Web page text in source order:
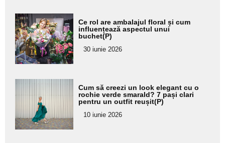
Adaugă
aici textul
pentru
subtitlu
Ce rol are ambalajul floral și cum
influențează aspectul unui
buchet(P)
30 iunie 2026
Adaugă
aici textul
pentru
subtitlu
Cum să creezi un look elegant cu o
rochie verde smarald? 7 pași clari
pentru un outfit reușit(P)
10 iunie 2026